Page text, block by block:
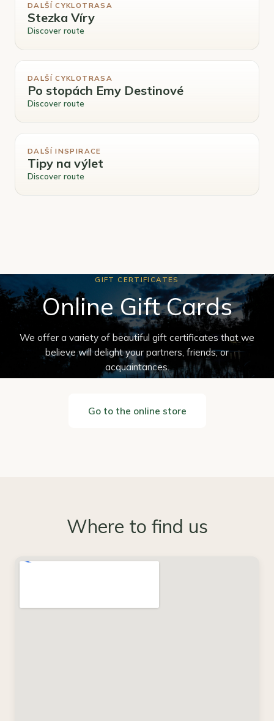
DALŠÍ CYKLOTRASA
Stezka Víry
Discover route
DALŠÍ CYKLOTRASA
Po stopách Emy Destinové
Discover route
DALŠÍ INSPIRACE
Tipy na výlet
Discover route
GIFT CERTIFICATES
Online Gift Cards
We offer a variety of beautiful gift certificates that we
believe will delight your partners, friends, or
acquaintances.
Go to the online store
Where to find us